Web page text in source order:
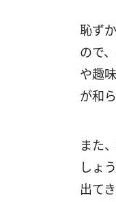
恥ず
ので
や趣
が和
また
しょ
出て